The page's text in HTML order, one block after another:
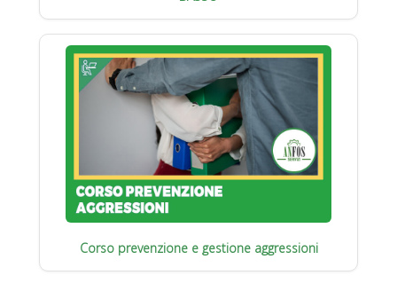
Corso prevenzione e gestione aggressioni